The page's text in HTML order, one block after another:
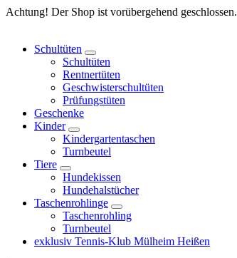
Springe
Achtung! Der Shop ist vorübergehend geschlossen.
Schultüten
Schultüten
Rentnertüten
Geschwisterschultüten
Prüfungstüten
Geschenke
Kinder
Kindergartentaschen
Turnbeutel
Tiere
Hundekissen
Hundehalstücher
Taschenrohlinge
Taschenrohling
Turnbeutel
exklusiv Tennis-Klub Mülheim Heißen